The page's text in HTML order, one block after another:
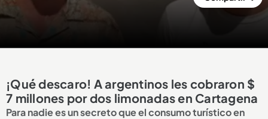
¡Qué descaro! A argentinos les cobraron $
7 millones por dos limonadas en Cartagena
Para nadie es un secreto que el consumo turístico en